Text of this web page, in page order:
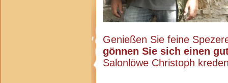
Genießen Sie feine
gönnen Sie sich einen
Salonlöwe Christoph